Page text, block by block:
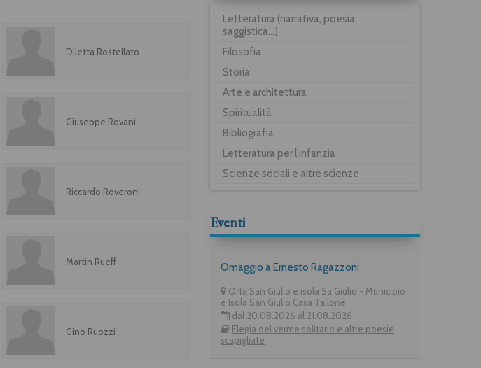
Diletta Rostellato
Giuseppe Rovani
Riccardo Roveroni
Martin Rueff
Gino Ruozzi
Letteratura (narrativa, poesia,
saggistica...)
Filosofia
Storia
Arte e architettura
Spiritualità
Bibliografia
Letteratura per l'infanzia
Scienze sociali e altre scienze
Eventi
Omaggio a Ernesto Ragazzoni
Orta San Giulio e isola Sa Giulio - Municipio
e Isola San Giulio Casa Tallone
dal 20.08.2026 al 21.08.2026
Elegia del verme solitario e altre poesie
scapigliate